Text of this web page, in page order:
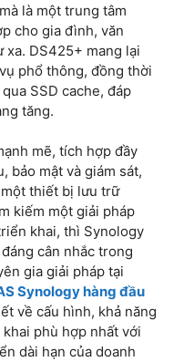
là một trung tâm
cho gia đình, văn
xa. DS425+ mang lại
phổ thông, đồng thời
SSD cache, đáp
tăng.
mẽ, tích hợp đầy
bảo mật và giám sát,
thiết bị lưu trữ
kiếm một giải pháp
khai, thì Synology
cân nhắc trong
gia giải pháp tại
Synology hàng đầu
về cấu hình, khả năng
phù hợp nhất với
dài hạn của doanh